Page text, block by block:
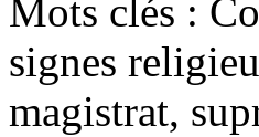
Mots clés :
signes
magistrat,